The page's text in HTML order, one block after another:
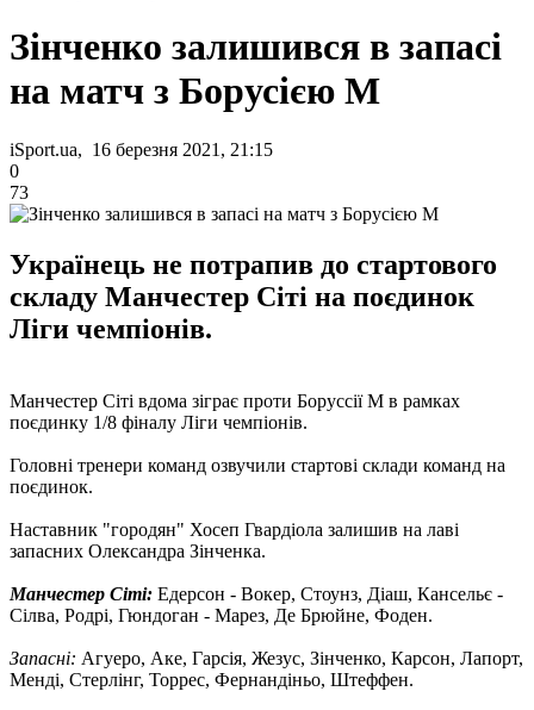
Зінченко залишився в запасі
на матч з Борусією М
iSport.ua, 16 березня 2021, 21:15
0
73
Українець не потрапив до стартового
складу Манчестер Сіті на поєдинок
Ліги чемпіонів.
Манчестер Сіті вдома зіграє проти Боруссії М в рамках
поєдинку 1/8 фіналу Ліги чемпіонів.
Головні тренери команд озвучили стартові склади команд на
поєдинок.
Наставник "городян" Хосеп Гвардіола залишив на лаві
запасних Олександра Зінченка.
Манчестер Сіті: Едерсон - Вокер, Стоунз, Діаш, Кансельє -
Сілва, Родрі, Гюндоган - Марез, Де Брюйне, Фоден.
Запасні: Агуеро, Аке, Гарсія, Жезус, Зінченко, Карсон, Лапорт,
Менді, Стерлінг, Торрес, Фернандіньо, Штеффен.